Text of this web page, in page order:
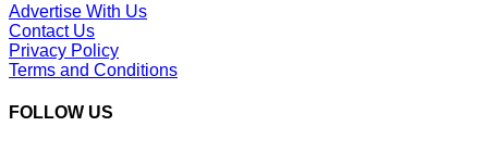
Advertise With Us
Contact Us
Privacy Policy
Terms and Conditions
FOLLOW US